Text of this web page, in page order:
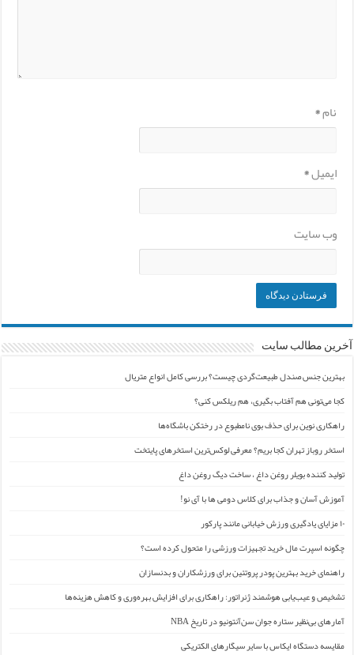
نام*
ایمیل*
وب‌ سایت
آخرین مطالب سایت
بهترین جنس صندل طبیعت‌گردی چیست؟ بررسی کامل انواع متریال
کجا می‌تونی هم آفتاب بگیری، هم ریلکس کنی؟
راهکاری نوین برای حذف بوی نامطبوع در رختکن باشگاه‌ها
استخر روباز تهران کجا بریم؟ معرفی لوکس‌ترین استخرهای پایتخت
تولید کننده بویلر روغن داغ ، ساخت دیگ روغن داغ
آموزش آسان و جذاب برای کلاس دومی ها با آی نو!
۱۰ مزایای یادگیری ورزش خیابانی مانند پارکور
چگونه اسپرت مال خرید تجهیزات ورزشی را متحول کرده است؟
راهنمای خرید بهترین پودر پروتئین برای ورزشکاران و بدنسازان
تشخیص و عیب‌یابی هوشمند ژنراتور: راهکاری برای افزایش بهره‌وری و کاهش هزینه‌ها
آمارهای بی‌نظیر ستاره جوان سن‌آنتونیو در تاریخ NBA
مقایسه دستگاه ایکاس با سایر سیگارهای الکتریکی